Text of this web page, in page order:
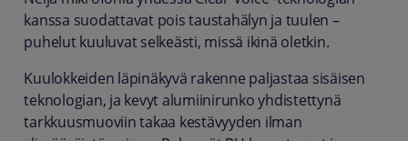
kanssa suodattavat pois taustahälyn ja tuulen –
puhelut kuuluvat selkeästi, missä ikinä oletkin.
Kuulokkeiden läpinäkyvä rakenne paljastaa sisäisen
teknologian, ja kevyt alumiinirunko yhdistettynä
tarkkuusmuoviin takaa kestävyyden ilman